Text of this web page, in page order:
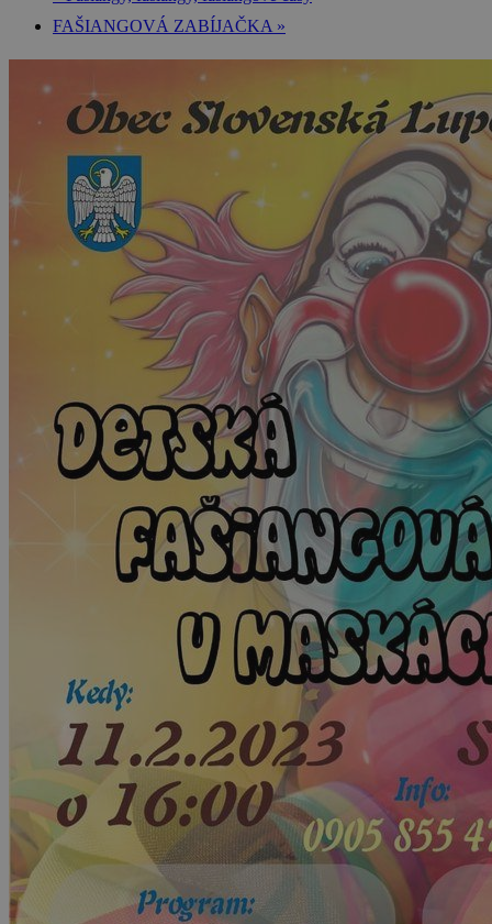
FAŠIANGOVÁ ZABÍJAČKA »